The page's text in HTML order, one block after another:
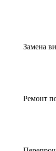
Замена
Ремонт